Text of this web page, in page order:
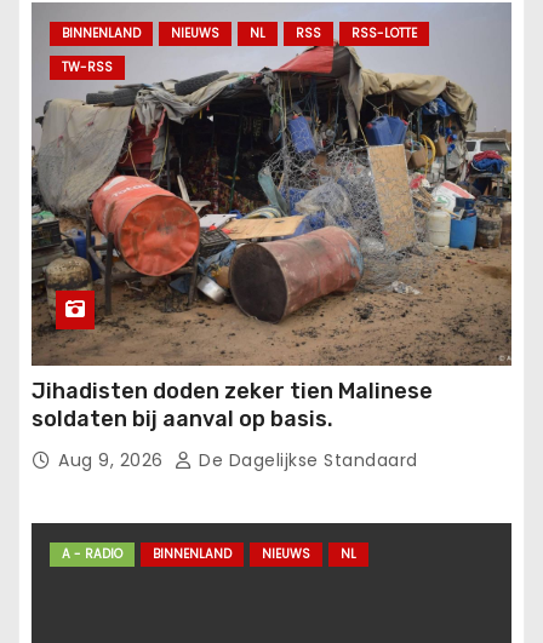
BINNENLAND NIEUWS NL RSS
RSS-LOTTE
TW-RSS
Jihadisten doden zeker tien Malinese
soldaten bij aanval op basis.
Aug 9, 2026 De Dagelijkse Standaard
A - RADIO BINNENLAND NIEUWS NL